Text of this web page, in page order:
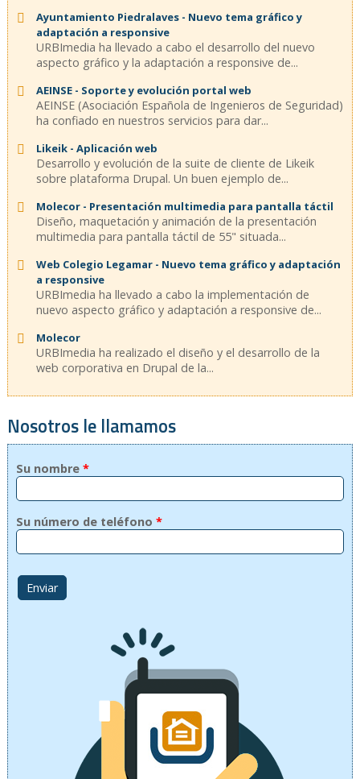
Ayuntamiento Piedralaves - Nuevo tema gráfico y
adaptación a responsive
URBImedia ha llevado a cabo el desarrollo del nuevo
aspecto gráfico y la adaptación a responsive de...
AEINSE - Soporte y evolución portal web
AEINSE (Asociación Española de Ingenieros de Seguridad)
ha confiado en nuestros servicios para dar...
Likeik - Aplicación web
Desarrollo y evolución de la suite de cliente de Likeik
sobre plataforma Drupal. Un buen ejemplo de...
Molecor - Presentación multimedia para pantalla táctil
Diseño, maquetación y animación de la presentación
multimedia para pantalla táctil de 55" situada...
Web Colegio Legamar - Nuevo tema gráfico y adaptación
a responsive
URBImedia ha llevado a cabo la implementación de
nuevo aspecto gráfico y adaptación a responsive de...
Molecor
URBImedia ha realizado el diseño y el desarrollo de la
web corporativa en Drupal de la...
Nosotros le llamamos
Su nombre *
Su número de teléfono *